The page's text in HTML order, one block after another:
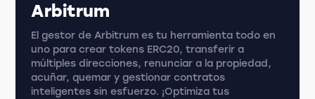
Arbitrum
El gestor de Arbitrum es tu herramienta todo en
uno para crear tokens ERC20, transferir a
múltiples direcciones, renunciar a la propiedad,
acuñar, quemar y gestionar contratos
inteligentes sin esfuerzo. ¡Optimiza tus